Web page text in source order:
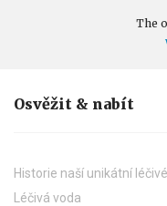
The
Osvěžit & nabít
Historie naší unikátní
Léčivá voda